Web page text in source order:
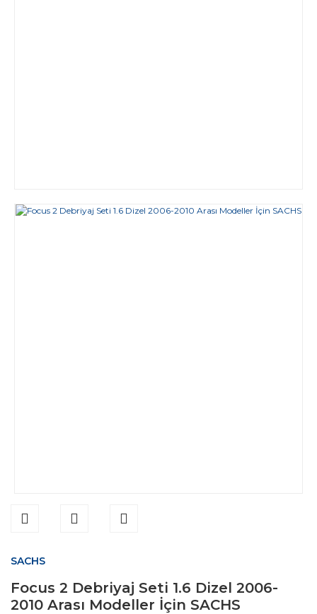
SACHS
Focus 2 Debriyaj Seti 1.6 Dizel 2006-
2010 Arası Modeller İçin SACHS